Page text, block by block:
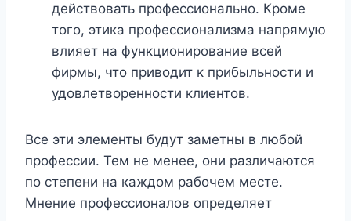
действовать профессионально. Кроме
того, этика профессионализма напрямую
влияет на функционирование всей
фирмы, что приводит к прибыльности и
удовлетворенности клиентов.
Все эти элементы будут заметны в любой
профессии. Тем не менее, они различаются
по степени на каждом рабочем месте.
Мнение профессионалов определяет